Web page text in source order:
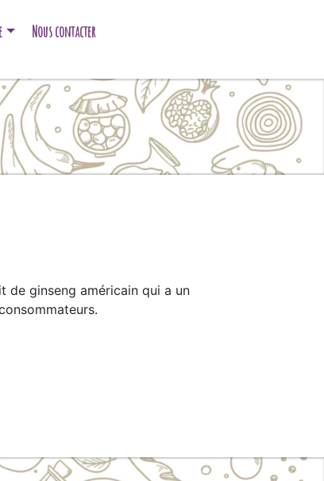
Nous contacter
de ginseng américain qui a un